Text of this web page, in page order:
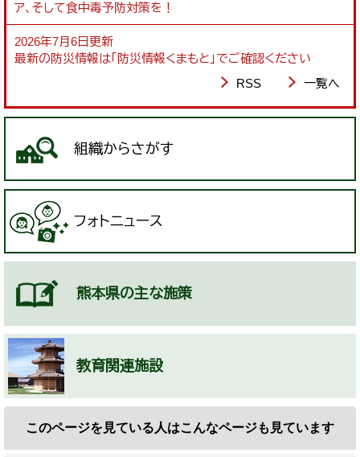
ア、そして食中毒予防対策を！
2026年7月6日更新
最新の防災情報は「防災情報くまもと」でご確認ください
RSS
一覧へ
組織からさがす
フォトニュース
熊本県の主な施策
教育関連施設
このページを見ている人はこんなページも見ています